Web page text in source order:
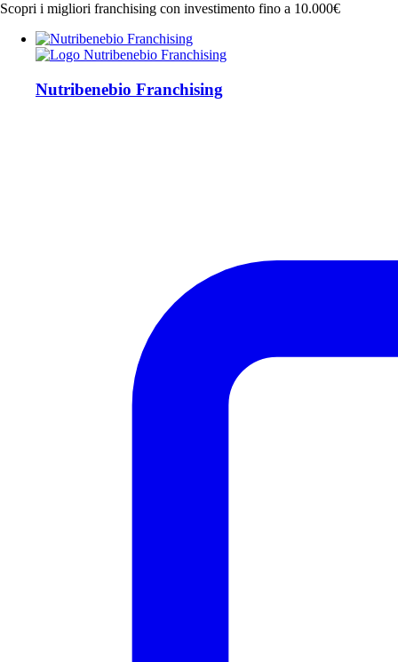
Scopri i migliori franchising con investimento fino a 10.000€
Nutribenebio Franchising